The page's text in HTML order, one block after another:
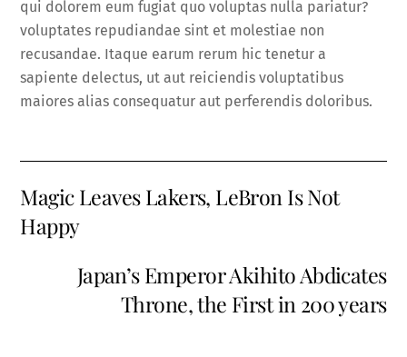
qui dolorem eum fugiat quo voluptas nulla pariatur?
voluptates repudiandae sint et molestiae non
recusandae. Itaque earum rerum hic tenetur a
sapiente delectus, ut aut reiciendis voluptatibus
maiores alias consequatur aut perferendis doloribus.
Magic Leaves Lakers, LeBron Is Not
Happy
Japan’s Emperor Akihito Abdicates
Throne, the First in 200 years